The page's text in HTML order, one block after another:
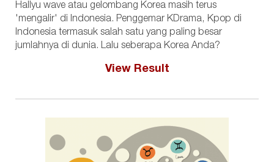
Hallyu wave atau gelombang Korea masih terus
'mengalir' di Indonesia. Penggemar KDrama, Kpop di
Indonesia termasuk salah satu yang paling besar
jumlahnya di dunia. Lalu seberapa Korea Anda?
View Result